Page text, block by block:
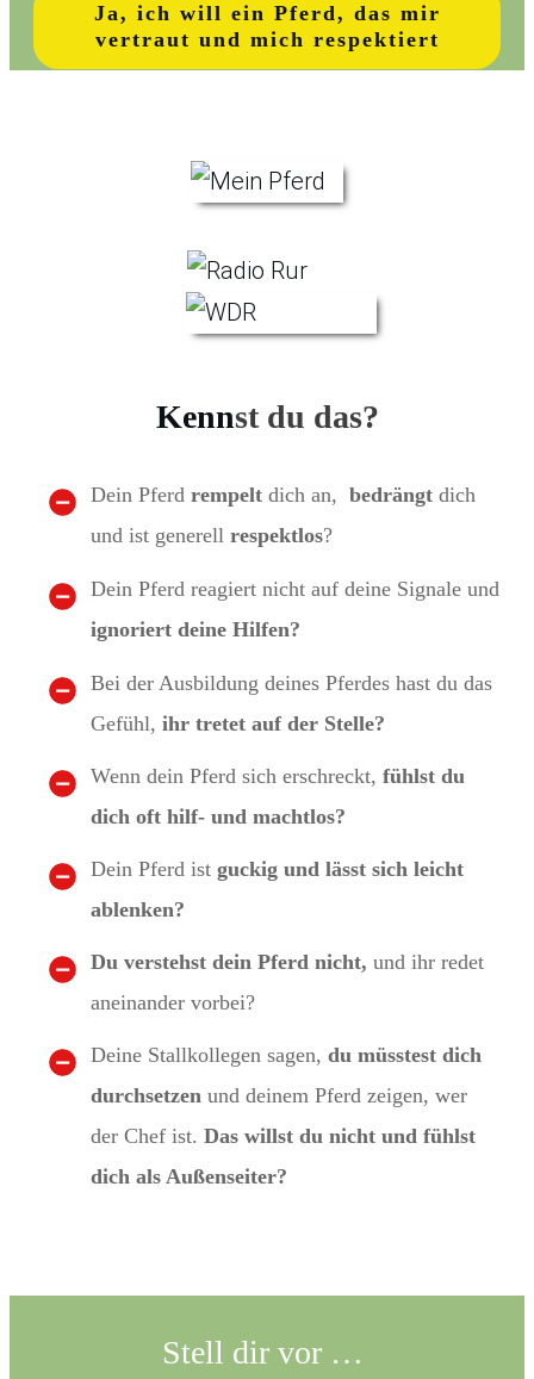
Ja, ich will ein Pferd, das mir
vertraut und mich respektiert
Kennst du das?
Dein Pferd rempelt dich an, bedrängt dich
und ist generell respektlos?
Dein Pferd reagiert nicht auf deine Signale und
ignoriert deine Hilfen?
Bei der Ausbildung deines Pferdes hast du das
Gefühl, ihr tretet auf der Stelle?
Wenn dein Pferd sich erschreckt, fühlst du
dich oft hilf- und machtlos?
Dein Pferd ist guckig und lässt sich leicht
ablenken?
Du verstehst dein Pferd nicht, und ihr redet
aneinander vorbei?
Deine Stallkollegen sagen, du müsstest dich
durchsetzen und deinem Pferd zeigen, wer
der Chef ist. Das willst du nicht und fühlst
dich als Außenseiter?
Stell dir vor …